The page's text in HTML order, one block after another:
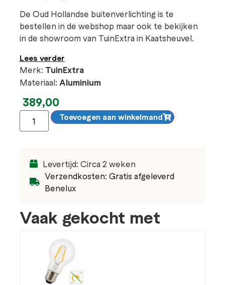
De Oud Hollandse buitenverlichting is te
bestellen in de webshop maar ook te bekijken
in de showroom van TuinExtra in Kaatsheuvel.
Lees verder
Merk: TuinExtra
Materiaal: Aluminium
389,00
Toevoegen aan winkelmand
Levertijd: Circa 2 weken
Verzendkosten: Gratis afgeleverd
Benelux
Vaak gekocht met